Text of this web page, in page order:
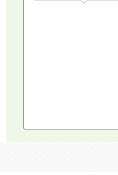
コミュニケーショ